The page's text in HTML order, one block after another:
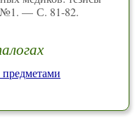
— С. 81-82.